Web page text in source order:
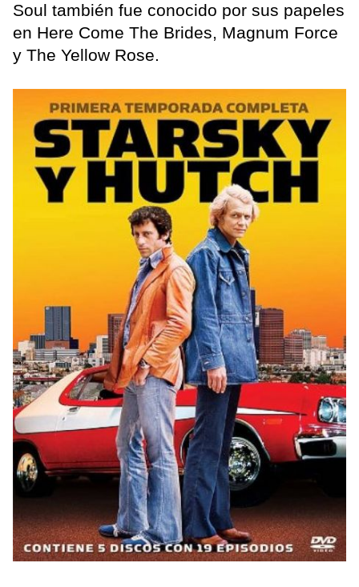
Soul también fue conocido por sus papeles
en Here Come The Brides, Magnum Force
y The Yellow Rose.